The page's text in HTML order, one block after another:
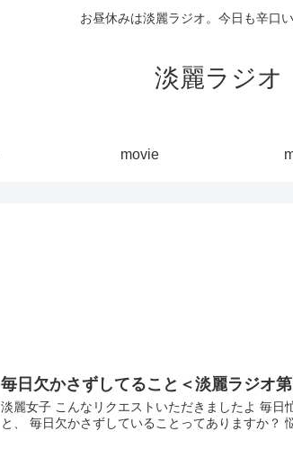
お昼休みは淡麗ラジオ。今日も辛口
淡麗ラジオ
movie
毎日欠かさずしてること＜淡麗ラジオ
淡麗女子 こんなリクエストいただきましたよ 毎日
と、 毎日欠かさずしていることってありますか？